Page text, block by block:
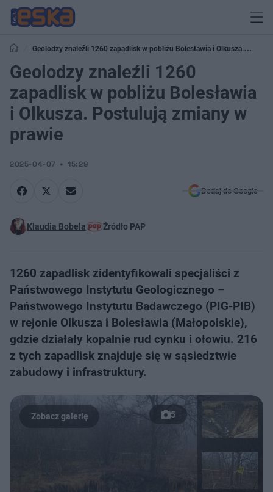
Geolodzy znaleźli 1260 zapadlisk w pobliżu Bolesławia i Olkusza.
Postulują zmiany w prawie
Geolodzy znaleźli 1260
zapadlisk w pobliżu Bolesławia
i Olkusza. Postulują zmiany w
prawie
2025-04-07 15:29
Dodaj do Google
Klaudia Bobela Źródło PAP
1260 zapadlisk zidentyfikowali specjaliści z
Państwowego Instytutu Geologicznego –
Państwowego Instytutu Badawczego (PIG-PIB)
w rejonie Olkusza i Bolesławia (Małopolskie),
gdzie działały kopalnie rud cynku i ołowiu. 216
z tych zapadlisk znajduje się w sąsiedztwie
zabudowy i infrastruktury.
5